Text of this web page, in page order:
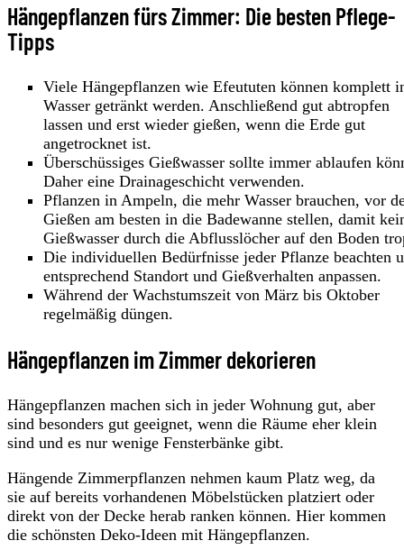
Hängepflanzen fürs Zimmer: Die besten Pflege-
Tipps
Viele Hängepflanzen wie Efeututen können komplett
Wasser getränkt werden. Anschließend gut abtropfen
lassen und erst wieder gießen, wenn die Erde gut
angetrocknet ist.
Überschüssiges Gießwasser sollte immer ablaufen
Daher eine Drainageschicht verwenden.
Pflanzen in Ampeln, die mehr Wasser brauchen, vor
Gießen am besten in die Badewanne stellen, damit
Gießwasser durch die Abflusslöcher auf den Boden
Die individuellen Bedürfnisse jeder Pflanze beachten
entsprechend Standort und Gießverhalten anpassen.
Während der Wachstumszeit von März bis Oktober
regelmäßig düngen.
Hängepflanzen im Zimmer dekorieren
Hängepflanzen machen sich in jeder Wohnung gut, aber
sind besonders gut geeignet, wenn die Räume eher klein
sind und es nur wenige Fensterbänke gibt.
Hängende Zimmerpflanzen nehmen kaum Platz weg, da
sie auf bereits vorhandenen Möbelstücken platziert oder
direkt von der Decke herab ranken können. Hier kommen
die schönsten Deko-Ideen mit Hängepflanzen.